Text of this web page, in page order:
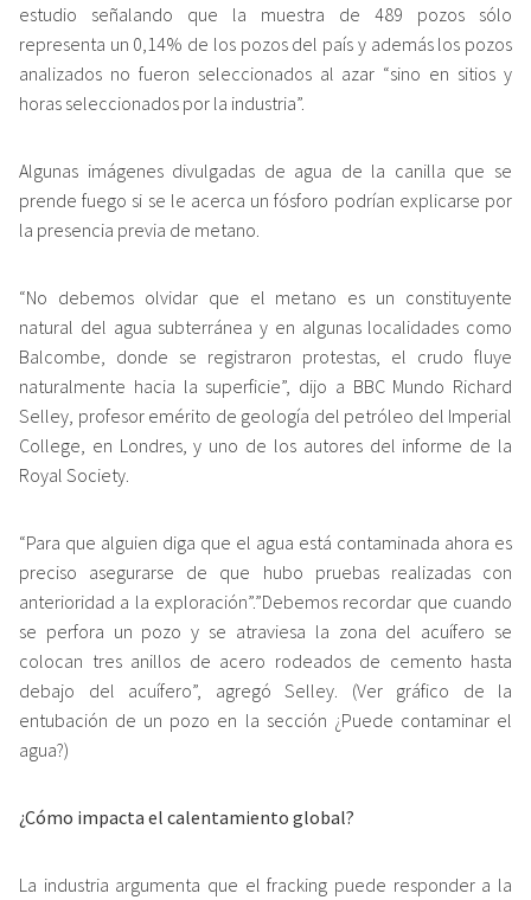
estudio señalando que la muestra de 489 pozos sólo
representa un 0,14% de los pozos del país y además los pozos
analizados no fueron seleccionados al azar “sino en sitios y
horas seleccionados por la industria”.
Algunas imágenes divulgadas de agua de la canilla que se
prende fuego si se le acerca un fósforo podrían explicarse por
la presencia previa de metano.
“No debemos olvidar que el metano es un constituyente
natural del agua subterránea y en algunas localidades como
Balcombe, donde se registraron protestas, el crudo fluye
naturalmente hacia la superficie”, dijo a BBC Mundo Richard
Selley, profesor emérito de geología del petróleo del Imperial
College, en Londres, y uno de los autores del informe de la
Royal Society.
“Para que alguien diga que el agua está contaminada ahora es
preciso asegurarse de que hubo pruebas realizadas con
anterioridad a la exploración”.”Debemos recordar que cuando
se perfora un pozo y se atraviesa la zona del acuífero se
colocan tres anillos de acero rodeados de cemento hasta
debajo del acuífero”, agregó Selley. (Ver gráfico de la
entubación de un pozo en la sección ¿Puede contaminar el
agua?)
¿Cómo impacta el calentamiento global?
La industria argumenta que el fracking puede responder a la